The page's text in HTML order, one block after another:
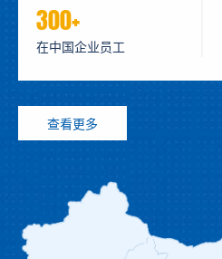
300+
在中国企业员工
查看更多